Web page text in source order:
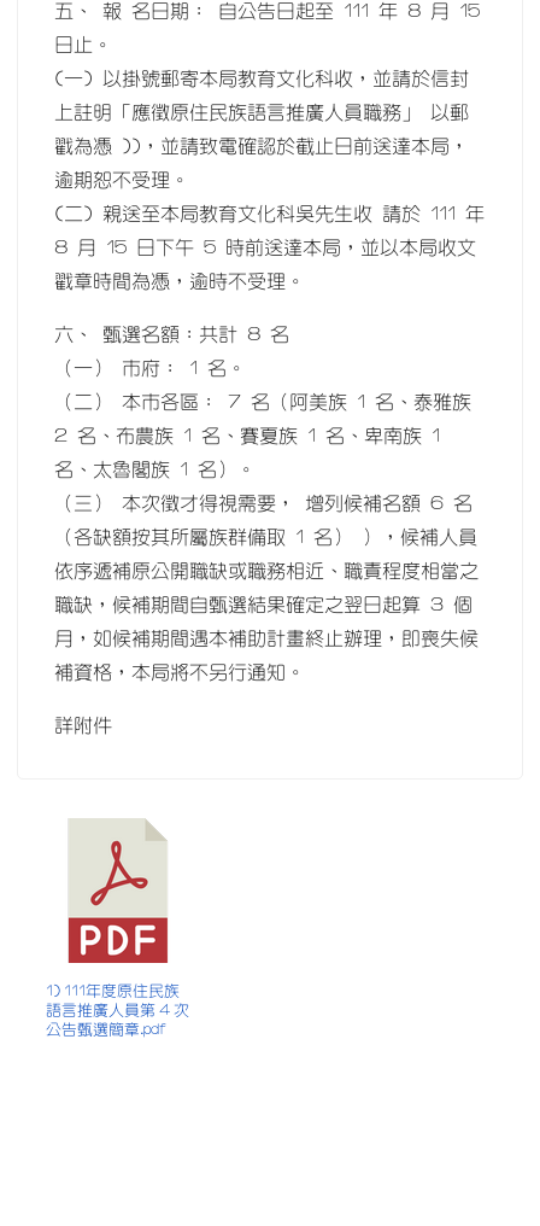
五、 報 名日期： 自公告日起至 111 年 8 月 15
日止。
(一) 以掛號郵寄本局教育文化科收，並請於信封
上註明「應徵原住民族語言推廣人員職務」 以郵
戳為憑 ))，並請致電確認於截止日前送達本局，
逾期恕不受理。
(二) 親送至本局教育文化科吳先生收 請於 111 年
8 月 15 日下午 5 時前送達本局，並以本局收文
戳章時間為憑，逾時不受理。
六、 甄選名額：共計 8 名
（一） 市府： 1 名。
（二） 本市各區： 7 名（阿美族 1 名、泰雅族
2 名、布農族 1 名、賽夏族 1 名、卑南族 1
名、太魯閣族 1 名）。
（三） 本次徵才得視需要， 增列候補名額 6 名
（各缺額按其所屬族群備取 1 名） ），候補人員
依序遞補原公開職缺或職務相近、職責程度相當之
職缺，候補期間自甄選結果確定之翌日起算 3 個
月，如候補期間遇本補助計畫終止辦理，即喪失候
補資格，本局將不另行通知。
詳附件
1) 111年度原住民族
語言推廣人員第 4 次
公告甄選簡章.pdf